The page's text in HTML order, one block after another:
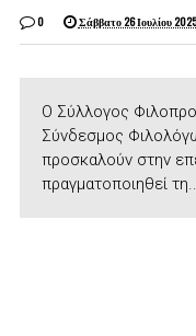
0 Σάββατο 26 Ιουλίου 2025
Ο Σύλλογος
Σύνδεσμος
προσκαλούν στην
πραγματοποιηθεί